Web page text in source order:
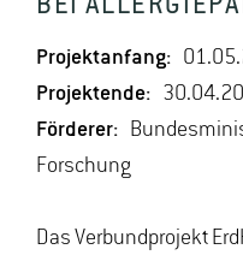
BEI
Projektanfang:
Projektende:
Förderer:
Forschung
Das Verbundprojekt